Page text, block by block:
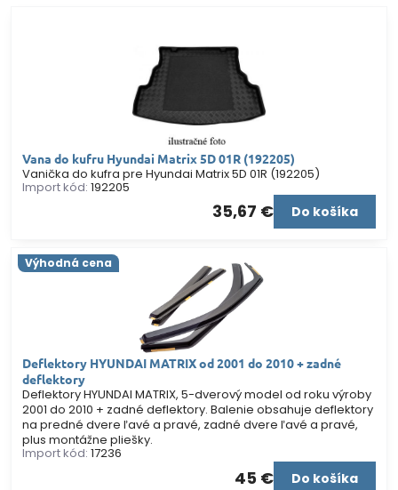
Vana do kufru Hyundai Matrix 5D 01R (192205)
Vanička do kufra pre Hyundai Matrix 5D 01R (192205)
Import kód: 192205
35,67 € Do košíka
Deflektory HYUNDAI MATRIX od 2001 do 2010 + zadné
deflektory
Výhodná cena
Deflektory HYUNDAI MATRIX, 5-dverový model od roku výroby
2001 do 2010 + zadné deflektory. Balenie obsahuje deflektory
na predné dvere ľavé a pravé, zadné dvere ľavé a pravé,
plus montážne pliešky.
Import kód: 17236
45 € Do košíka